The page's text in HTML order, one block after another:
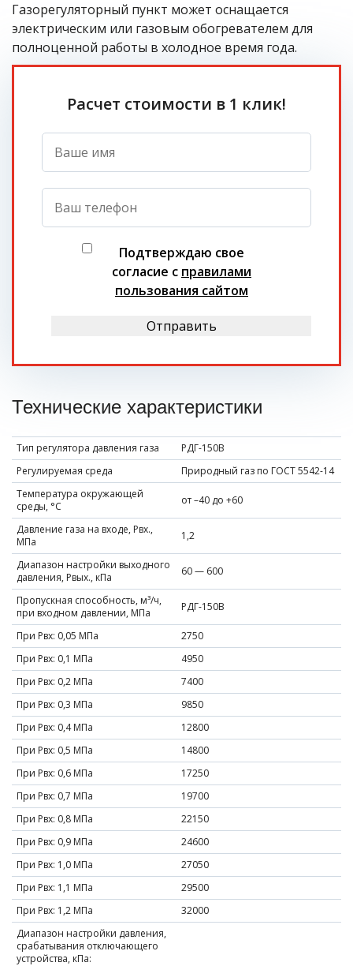
Газорегуляторный пункт может оснащается
электрическим или газовым обогревателем для
полноценной работы в холодное время года.
Расчет стоимости в 1 клик!
Подтверждаю свое
согласие с правилами
пользования сайтом
Отправить
Технические характеристики
Тип регулятора давления газа
РДГ-150В
Регулируемая среда
Природный газ по ГОСТ 5542-14
Температура окружающей
среды, °С
от –40 до +60
Давление газа на входе, Рвх.,
МПа
1,2
Диапазон настройки выходного
давления, Рвых., кПа
60 — 600
Пропускная способность, м³/ч,
при входном давлении, МПа
РДГ-150В
При Рвх: 0,05 МПа
2750
При Рвх: 0,1 МПа
4950
При Рвх: 0,2 МПа
7400
При Рвх: 0,3 МПа
9850
При Рвх: 0,4 МПа
12800
При Рвх: 0,5 МПа
14800
При Рвх: 0,6 МПа
17250
При Рвх: 0,7 МПа
19700
При Рвх: 0,8 МПа
22150
При Рвх: 0,9 МПа
24600
При Рвх: 1,0 МПа
27050
При Рвх: 1,1 МПа
29500
При Рвх: 1,2 МПа
32000
Диапазон настройки давления,
срабатывания отключающего
устройства, кПа: